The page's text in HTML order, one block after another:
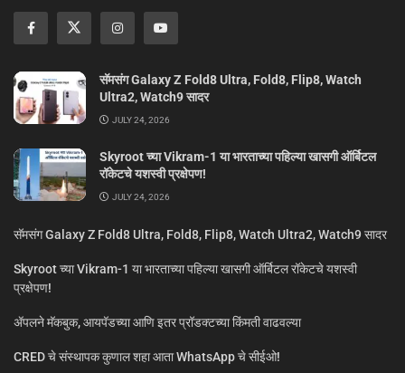
सॅमसंग Galaxy Z Fold8 Ultra, Fold8, Flip8, Watch
Ultra2, Watch9 सादर
JULY 24, 2026
Skyroot च्या Vikram-1 या भारताच्या पहिल्या खासगी ऑर्बिटल
रॉकेटचे यशस्वी प्रक्षेपण!
JULY 24, 2026
सॅमसंग Galaxy Z Fold8 Ultra, Fold8, Flip8, Watch Ultra2, Watch9 सादर
Skyroot च्या Vikram-1 या भारताच्या पहिल्या खासगी ऑर्बिटल रॉकेटचे यशस्वी
प्रक्षेपण!
ॲपलने मॅकबुक, आयपॅडच्या आणि इतर प्रॉडक्टच्या किंमती वाढवल्या
CRED चे संस्थापक कुणाल शहा आता WhatsApp चे सीईओ!